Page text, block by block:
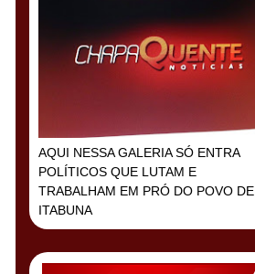
AQUI NESSA GALERIA SÓ ENTRA
POLÍTICOS QUE LUTAM E
TRABALHAM EM PRÓ DO POVO DE
ITABUNA